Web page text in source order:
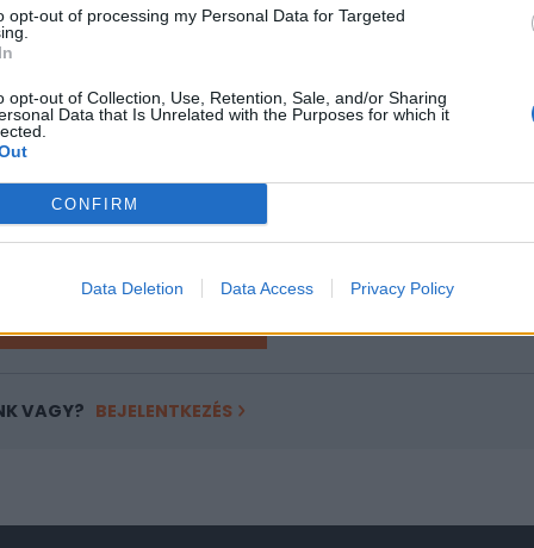
opt-out of processing my Personal Data for Targeted
opt-out of Collection, Use, Retention, Sale, and/or Sharing
Data that Is Unrelated with the Purposes for which it
CONFIRM
Data Deletion Data Access Privacy Policy
portfolio.hu hírarchívumához tartozik, melynek olvasása
cikkarchívum
VAGY? BEJELENTKEZÉS